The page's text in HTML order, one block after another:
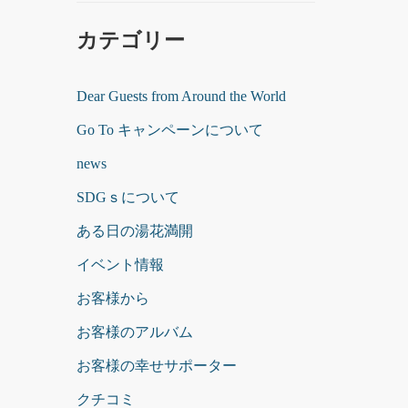
カテゴリー
Dear Guests from Around the World
Go To キャンペーンについて
news
SDGｓについて
ある日の湯花満開
イベント情報
お客様から
お客様のアルバム
お客様の幸せサポーター
クチコミ